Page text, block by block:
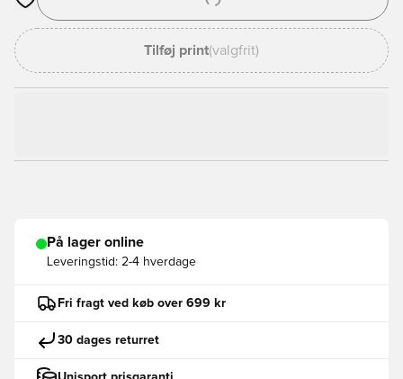
Åbner en Modal til at logge ind eller tilmelde dig som medlem
Tilføj print(valgfrit)
På lager online
Leveringstid: 2-4 hverdage
Fri fragt ved køb over 699 kr
30 dages returret